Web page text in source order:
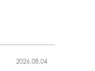
2026.08.04